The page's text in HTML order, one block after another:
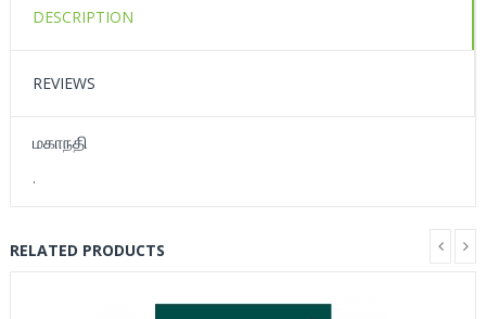
DESCRIPTION
REVIEWS
மகாநதி
.
RELATED PRODUCTS